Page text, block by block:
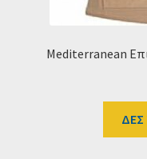
Mediterranean